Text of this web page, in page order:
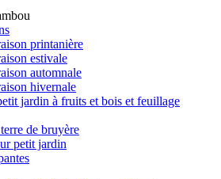
printanière
estivale
automnale
hivernale
jardin à fruits et bois et feuillage
de bruyère
petit jardin